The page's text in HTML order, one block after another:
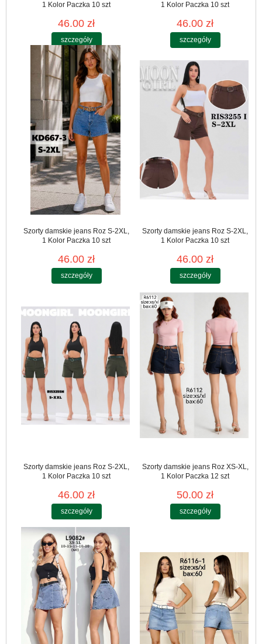
1 Kolor Paczka 10 szt
46.00 zł
szczegóły
1 Kolor Paczka 10 szt
46.00 zł
szczegóły
Szorty damskie jeans Roz S-2XL,
1 Kolor Paczka 10 szt
46.00 zł
szczegóły
Szorty damskie jeans Roz S-2XL,
1 Kolor Paczka 10 szt
46.00 zł
szczegóły
Szorty damskie jeans Roz S-2XL,
1 Kolor Paczka 10 szt
46.00 zł
szczegóły
Szorty damskie jeans Roz XS-XL,
1 Kolor Paczka 12 szt
50.00 zł
szczegóły